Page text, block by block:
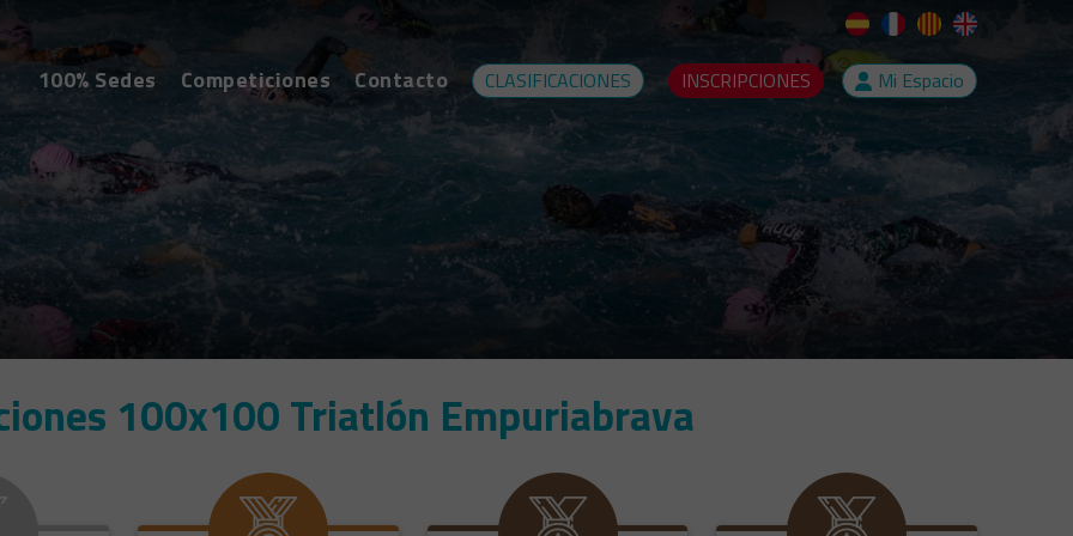
100% Sedes Competiciones Contacto CLASIFICACIONES INSCRIPCIONES Mi Espacio
100x100 Triatlón Empuriabrava